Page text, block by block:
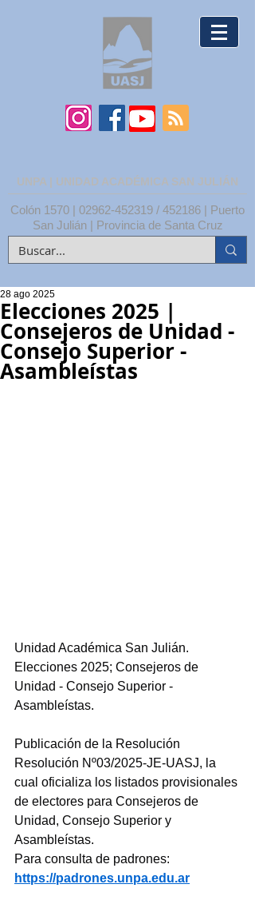
UNPA | UNIDAD ACADÉMICA SAN JULIÁN
Colón 1570 | 02962-452319 / 452186 | Puerto
San Julián | Provincia de Santa Cruz
Elecciones 2025 |
Consejeros de Unidad -
Consejo Superior -
Asambleístas
28 ago 2025
Unidad Académica San Julián.
Elecciones 2025; Consejeros de
Unidad - Consejo Superior -
Asambleístas.
Publicación de la Resolución
Resolución Nº03/2025-JE-UASJ, la
cual oficializa los listados provisionales
de electores para Consejeros de
Unidad, Consejo Superior y
Asambleístas.
Para consulta de padrones:
https://padrones.unpa.edu.ar